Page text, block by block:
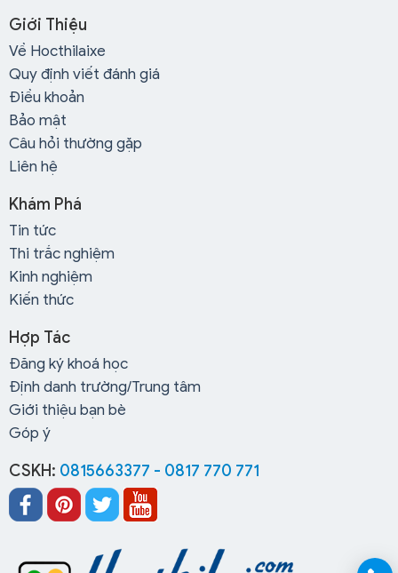
Giới Thiệu
Về Hocthilaixe
Quy định viết đánh giá
Điều khoản
Bảo mật
Câu hỏi thường gặp
Liên hệ
Khám Phá
Tin tức
Thi trắc nghiệm
Kinh nghiệm
Kiến thức
Hợp Tác
Đăng ký khoá học
Định danh trường/Trung tâm
Giới thiệu bạn bè
Góp ý
CSKH: 0815663377 - 0817 770 771